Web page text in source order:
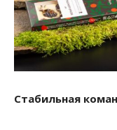
Стабильная